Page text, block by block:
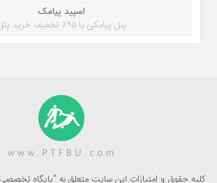
اسپید پیامک
پنل پیامکی با ۹۵٪ تخفیف خرید پنل
کلیه حقوق و امتیازات این سایت متعلق به "پایگاه